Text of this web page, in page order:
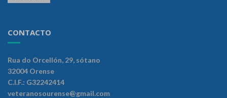
CONTACTO
Rua do Orcellón, 29, sótano
32004 Orense
C.I.F.: G32242414
veteranosourense@gmail.com